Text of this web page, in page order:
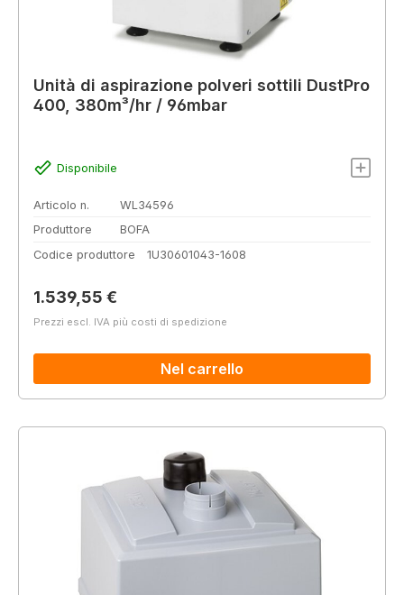
Unità di aspirazione polveri sottili DustPro
400, 380m³/hr / 96mbar
Disponibile
Articolo n.
WL34596
Produttore
BOFA
Codice produttore
1U30601043-1608
Prezzo normale:
1.539,55 €
Prezzi escl. IVA più costi di spedizione
Nel carrello